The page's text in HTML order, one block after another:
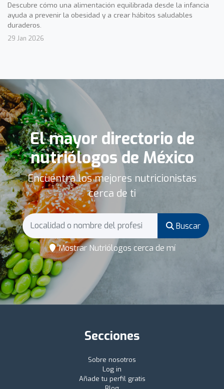
Descubre cómo una alimentación equilibrada desde la infancia
ayuda a prevenir la obesidad y a crear hábitos saludables
duraderos.
29 Jan 2026
El mayor directorio de
nutriólogos de México
Encuentra los mejores nutricionistas
cerca de ti
Buscar
Mostrar Nutriólogos cerca de mí
Secciones
Sobre nosotros
Log in
Añade tu perfil gratis